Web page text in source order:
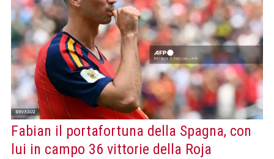
Fabian il portafortuna della Spagna, con
lui in campo 36 vittorie della Roja